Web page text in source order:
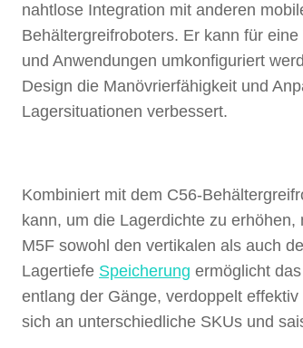
nahtlose Integration mit anderen
Behältergreifroboters. Er kann für
und Anwendungen umkonfiguriert
Design die Manövrierfähigkeit und
Lagersituationen verbessert.
Kombiniert mit dem C56-
kann, um die Lagerdichte zu
M5F sowohl den vertikalen als auch
Lagertiefe Speicherung ermöglicht
entlang der Gänge, verdoppelt
sich an unterschiedliche SKUs und